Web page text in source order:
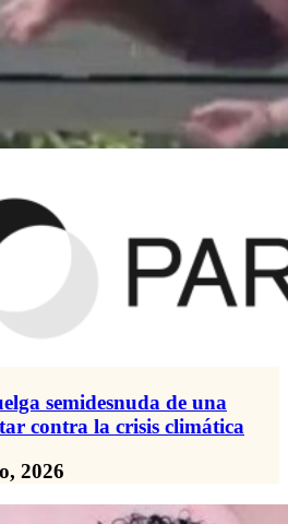
semidesnuda de una
contra la crisis climática
2026